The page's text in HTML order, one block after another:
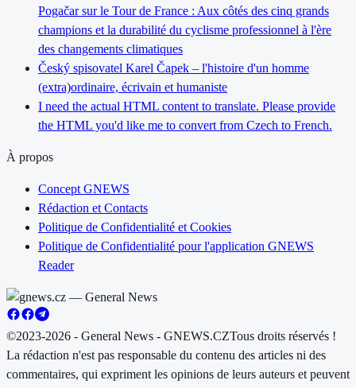
Pogačar sur le Tour de France : Aux côtés des cinq grands
champions et la durabilité du cyclisme professionnel à l'ère
des changements climatiques
Český spisovatel Karel Čapek – l'histoire d'un homme
(extra)ordinaire, écrivain et humaniste
I need the actual HTML content to translate. Please provide
the HTML you'd like me to convert from Czech to French.
À propos
Concept GNEWS
Rédaction et Contacts
Politique de Confidentialité et Cookies
Politique de Confidentialité pour l'application GNEWS
Reader
©2023-2026 - General News - GNEWS.CZTous droits réservés !
La rédaction n'est pas responsable du contenu des articles ni des
commentaires, qui expriment les opinions de leurs auteurs et peuvent